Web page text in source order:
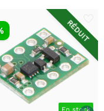
RÉDUIT